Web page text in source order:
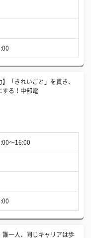
】「きれいごと」を貫き、
する！中部電
〜16:00
誰一人、同じキャリアは歩